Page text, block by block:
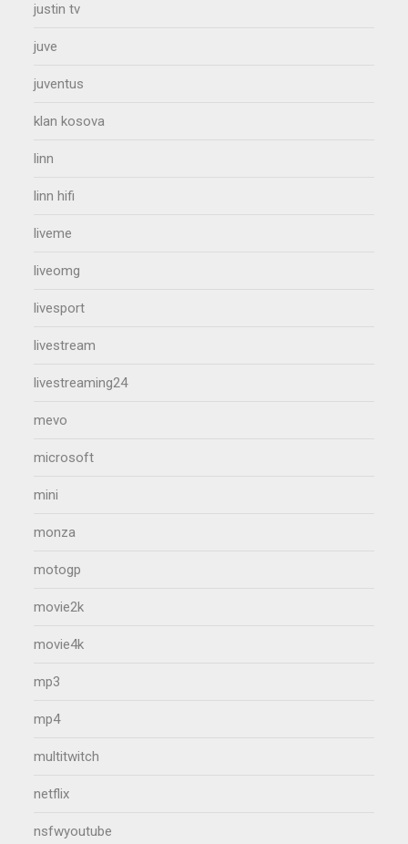
justin tv
juve
juventus
klan kosova
linn
linn hifi
liveme
liveomg
livesport
livestream
livestreaming24
mevo
microsoft
mini
monza
motogp
movie2k
movie4k
mp3
mp4
multitwitch
netflix
nsfwyoutube